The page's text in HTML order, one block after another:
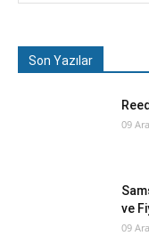
Son Yazılar
09
ve
09